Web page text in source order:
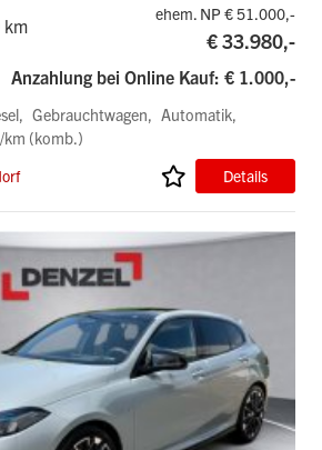
km
ehem. NP € 51.000,-
€ 33.980,-
Anzahlung bei Online Kauf: € 1.000,-
Gebrauchtwagen
Automatik
/km (komb.)
Details